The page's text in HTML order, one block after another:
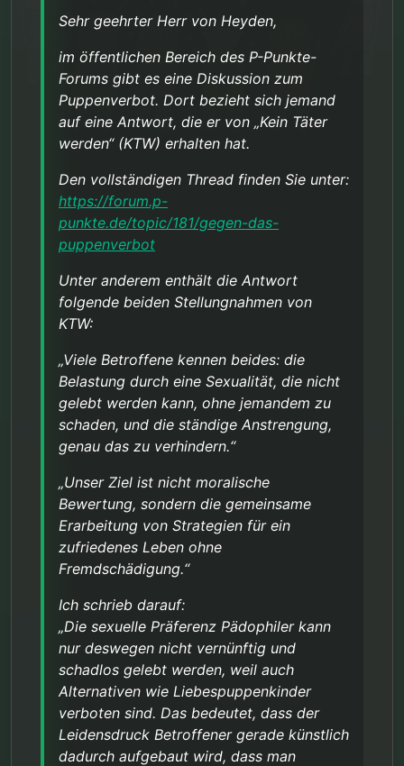
Sehr geehrter Herr von Heyden,
im öffentlichen Bereich des P-Punkte-
Forums gibt es eine Diskussion zum
Puppenverbot. Dort bezieht sich jemand
auf eine Antwort, die er von „Kein Täter
werden“ (KTW) erhalten hat.
Den vollständigen Thread finden Sie unter:
https://forum.p-
punkte.de/topic/181/gegen-das-
puppenverbot
Unter anderem enthält die Antwort
folgende beiden Stellungnahmen von
KTW:
„Viele Betroffene kennen beides: die
Belastung durch eine Sexualität, die nicht
gelebt werden kann, ohne jemandem zu
schaden, und die ständige Anstrengung,
genau das zu verhindern.“
„Unser Ziel ist nicht moralische
Bewertung, sondern die gemeinsame
Erarbeitung von Strategien für ein
zufriedenes Leben ohne
Fremdschädigung.“
Ich schrieb darauf:
„Die sexuelle Präferenz Pädophiler kann
nur deswegen nicht vernünftig und
schadlos gelebt werden, weil auch
Alternativen wie Liebespuppenkinder
verboten sind. Das bedeutet, dass der
Leidensdruck Betroffener gerade künstlich
dadurch aufgebaut wird, dass man